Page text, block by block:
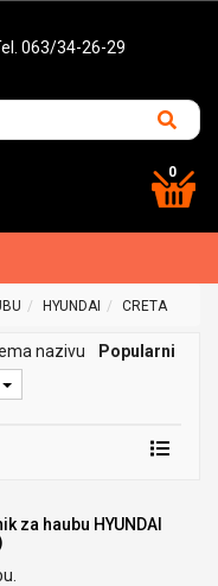
063/34-26-29
0
HYUNDAI CRETA
nazivu
Popularni
za haubu HYUNDAI